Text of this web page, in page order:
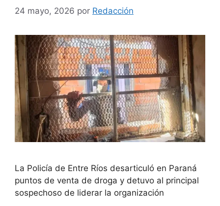
24 mayo, 2026 por Redacción
La Policía de Entre Ríos desarticuló en Paraná
puntos de venta de droga y detuvo al principal
sospechoso de liderar la organización